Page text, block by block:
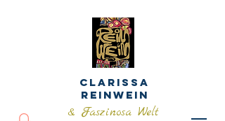
Clarissa
Reinwein
& Faszinosa Welt